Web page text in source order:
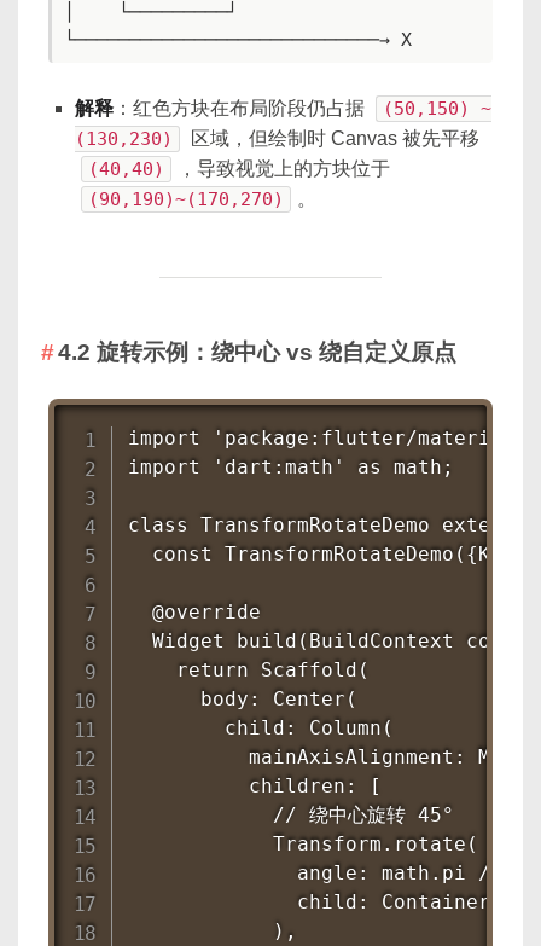
│    └─────────┘
└────────────────────────────→ X
解释 ：红色方块在布局阶段仍占据
(50,150) ~
(130,230)
区域，但绘制时 Canvas 被先平移
(40,40) ，导致视觉上的方块位于
(90,190)~(170,270) 。
4.2 旋转示例：绕中心 vs 绕自定义原点
import 'package:flutter/
import 'dart:math' as math;
class TransformRotateDemo
const TransformRotateDemo({Key?
  @override
Widget build(BuildContext
    return Scaffold(
      body: Center(
        child: Column(
mainAxisAlignment:
          children: [
            // 绕中心旋转 45°
            Transform.rotate(
angle: math.pi / 4,
child:
            ),